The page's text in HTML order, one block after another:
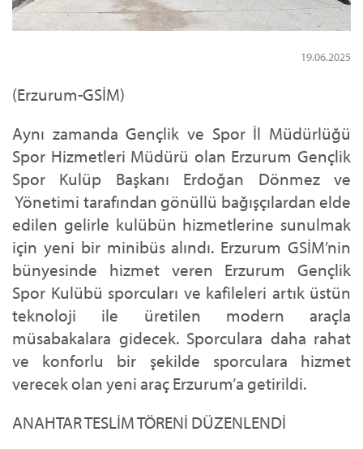
19.06.2025
(Erzurum-GSİM)
Aynı zamanda Gençlik ve Spor İl Müdürlüğü
Spor Hizmetleri Müdürü olan Erzurum Gençlik
Spor Kulüp Başkanı Erdoğan Dönmez ve
Yönetimi tarafından gönüllü bağışçılardan elde
edilen gelirle kulübün hizmetlerine sunulmak
için yeni bir minibüs alındı. Erzurum GSİM’nin
bünyesinde hizmet veren Erzurum Gençlik
Spor Kulübü sporcuları ve kafileleri artık üstün
teknoloji ile üretilen modern araçla
müsabakalara gidecek. Sporculara daha rahat
ve konforlu bir şekilde sporculara hizmet
verecek olan yeni araç Erzurum’a getirildi.
ANAHTAR TESLİM TÖRENİ DÜZENLENDİ